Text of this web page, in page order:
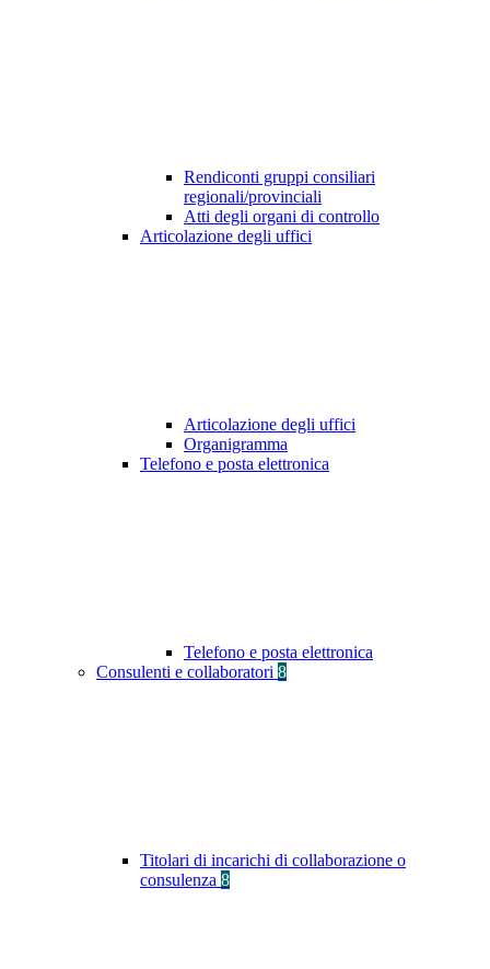
Rendiconti gruppi consiliari
regionali/provinciali
Atti degli organi di controllo
Articolazione degli uffici
Articolazione degli uffici
Organigramma
Telefono e posta elettronica
Telefono e posta elettronica
Consulenti e collaboratori 8
Titolari di incarichi di collaborazione o
consulenza 8